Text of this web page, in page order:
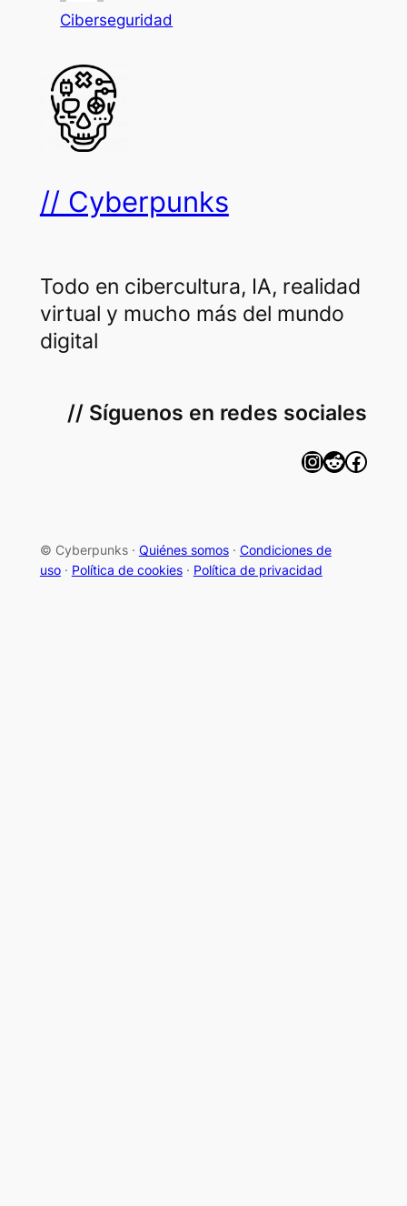
Ciberseguridad
// Cyberpunks
Todo en cibercultura, IA, realidad
virtual y mucho más del mundo
digital
// Síguenos en redes sociales
InstagramReddit Facebook
© Cyberpunks · Quiénes somos· Condiciones de
uso· Política de cookies· Política de privacidad